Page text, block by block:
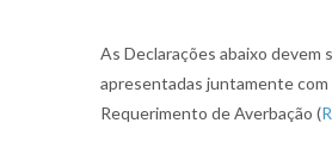
As Declarações abaixo devem
apresentadas juntamente com
Requerimento de Averbação (